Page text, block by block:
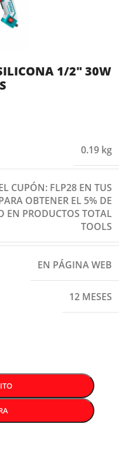
1/2″ 30W
0.19 kg
CUPÓN: FLP28 EN TUS
OBTENER EL 5% DE
EN PRODUCTOS TOTAL
TOOLS
EN PÁGINA WEB
12 MESES